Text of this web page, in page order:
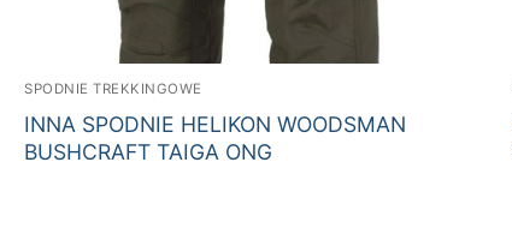
SPODNIE TREKKINGOWE
INNA SPODNIE HELIKON WOODSMAN
BUSHCRAFT TAIGA ONG